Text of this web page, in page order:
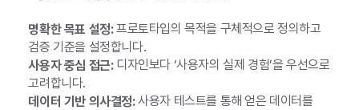
명확한 목표 설정:프로토타입의 목적을 구체적으로 정의하고
검증 기준을 설정합니다.
사용자 중심 접근:디자인보다 ‘사용자의 실제 경험’을 우선으로
고려합니다.
데이터 기반 의사결정:사용자 테스트를 통해 얻은 데이터를